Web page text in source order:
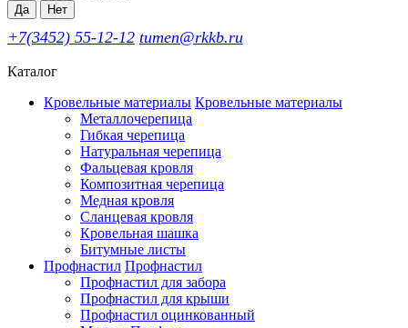
Да Нет
+7(3452) 55-12-12 tumen@rkkb.ru
Каталог
Кровельные материалы Кровельные материалы
Металлочерепица
Гибкая черепица
Натуральная черепица
Фальцевая кровля
Композитная черепица
Медная кровля
Сланцевая кровля
Кровельная шашка
Битумные листы
Профнастил Профнастил
Профнастил для забора
Профнастил для крыши
Профнастил оцинкованный